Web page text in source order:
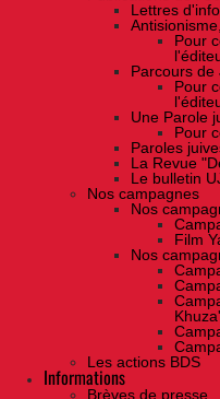
Lettres
Pour
Parcours de
Pour
Une Parole
Pour
Paroles
La Revue
Le bulletin
Nos campagnes
Nos
Film
Nos
Les actions BDS
Informations
Brèves de presse